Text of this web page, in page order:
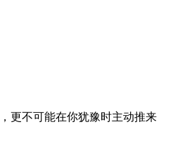
更不可能在你犹豫时主动推来